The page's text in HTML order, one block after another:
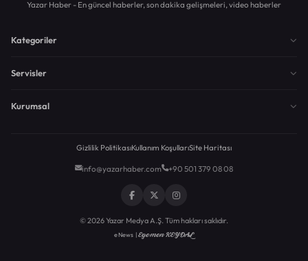
Yazar Haber - En güncel haberler, son dakika gelişmeleri, video haberler
Kategoriler
Servisler
Kurumsal
Gizlilik PolitikasıKullanım KoşullarıSite Haritası
info@yazarhaber.com +90 501 379 08 08
© 2026 Yazar Medya A.Ş. Tüm hakları saklıdır.
eNews |Egemen KEYDAL